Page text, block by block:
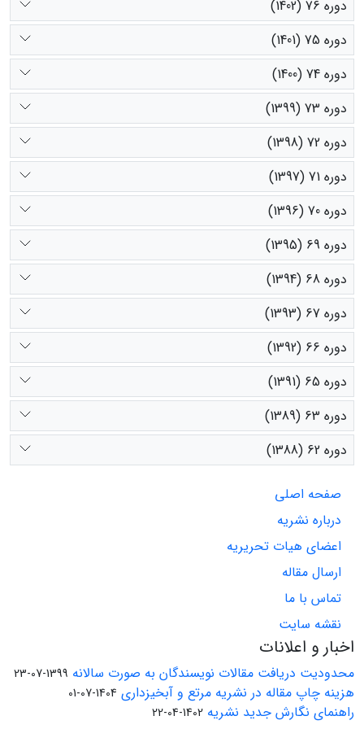
دوره 76 (1402)
دوره 75 (1401)
دوره 74 (1400)
دوره 73 (1399)
دوره 72 (1398)
دوره 71 (1397)
دوره 70 (1396)
دوره 69 (1395)
دوره 68 (1394)
دوره 67 (1393)
دوره 66 (1392)
دوره 65 (1391)
دوره 63 (1389)
دوره 62 (1388)
صفحه اصلی
درباره نشریه
اعضای هیات تحریریه
ارسال مقاله
تماس با ما
نقشه سایت
اخبار و اعلانات
محدودیت دریافت مقالات نویسندگان به صورت سالانه 1399-07-23
هزینه چاپ مقاله در نشریه مرتع و آبخیزداری 1404-07-01
راهنمای نگارش جدید نشریه 1402-04-22